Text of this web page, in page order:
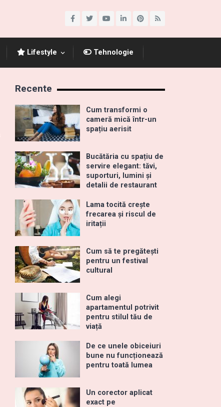
Lifestyle Tehnologie
Recente
Cum transformi o
cameră mică într-un
spațiu aerisit
Bucătăria cu spațiu de
servire elegant: tăvi,
suporturi, lumini și
detalii de restaurant
Lama tocită crește
frecarea și riscul de
iritații
Cum să te pregătești
pentru un festival
cultural
Cum alegi
apartamentul potrivit
pentru stilul tău de
viață
De ce unele obiceiuri
bune nu funcționează
pentru toată lumea
Un corector aplicat
exact pe